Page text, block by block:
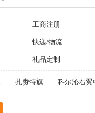
工商注册
快递/物流
礼品定制
扎赉特旗 科尔沁右翼